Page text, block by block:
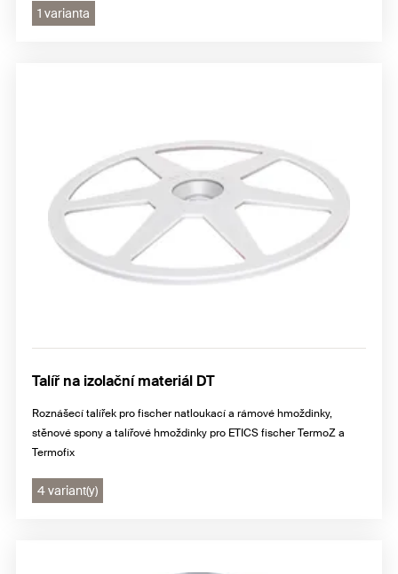
1 varianta
Talíř na izolační materiál DT
Roznášecí talířek pro fischer natloukací a rámové hmoždinky,
stěnové spony a talířové hmoždinky pro ETICS fischer TermoZ a
Termofix
4 variant(y)